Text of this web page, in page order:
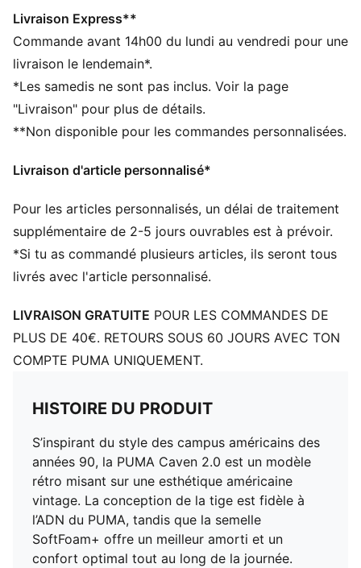
pour offrir un amorti doux grâce au talon ultra-épais
DÉTAILS
Tige en cuir synthétique
Semelle intermédiaire et semelle extérieure en
caoutchouc
Bande PUMA Formstrip
Livraison Express**
Commande avant 14h00 du lundi au vendredi pour une
livraison le lendemain*.
*Les samedis ne sont pas inclus. Voir la page
"Livraison" pour plus de détails.
**Non disponible pour les commandes personnalisées.
Livraison d'article personnalisé*
Pour les articles personnalisés, un délai de traitement
supplémentaire de 2-5 jours ouvrables est à prévoir.
*Si tu as commandé plusieurs articles, ils seront tous
livrés avec l'article personnalisé.
LIVRAISON GRATUITE POUR LES COMMANDES DE
PLUS DE 40€. RETOURS SOUS 60 JOURS AVEC TON
COMPTE PUMA UNIQUEMENT.
HISTOIRE DU PRODUIT
S’inspirant du style des campus américains des
années 90, la PUMA Caven 2.0 est un modèle
rétro misant sur une esthétique américaine
vintage. La conception de la tige est fidèle à
l’ADN du PUMA, tandis que la semelle
SoftFoam+ offre un meilleur amorti et un
confort optimal tout au long de la journée.